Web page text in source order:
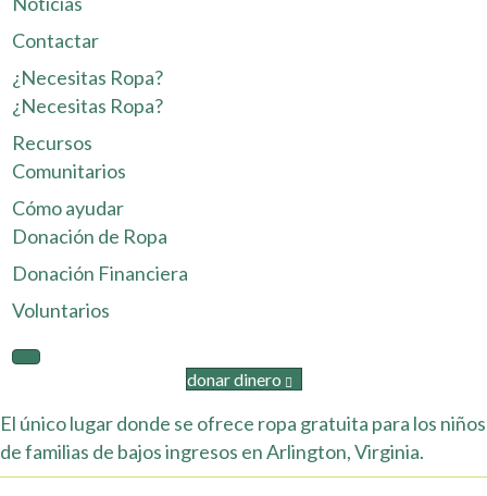
Contactar
¿Necesitas Ropa?
¿Necesitas Ropa?
Recursos
Comunitarios
Cómo ayudar
Donación de Ropa
Donación Financiera
Voluntarios
donar dinero
El único lugar donde se ofrece ropa gratuita para los niños
de familias de bajos ingresos en Arlington, Virginia.